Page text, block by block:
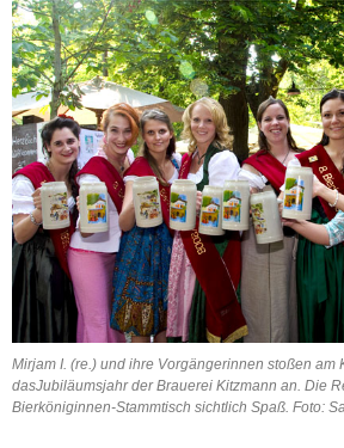
Mirjam I. (re.) und ihre Vorgängerinnen stoßen am
dasJubiläumsjahr der Brauerei Kitzmann an. Die
Bierköniginnen-Stammtisch sichtlich Spaß. Foto: